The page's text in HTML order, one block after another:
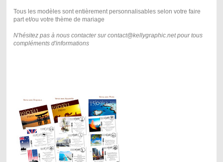
Tous les modèles sont entièrement personnalisables selon votre faire
part et/ou votre thème de mariage
N'hésitez pas à nous contacter sur contact@kellygraphic.net pour tous
compléments d'informations